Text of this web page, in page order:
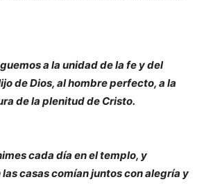
a la unidad de la fe y del
de Dios, al hombre perfecto, a la
de la plenitud de Cristo.
cada día en el templo, y
casas comían juntos con alegría y